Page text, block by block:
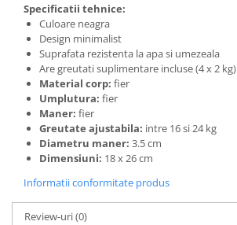
Specificatii tehnice:
Culoare neagra
Design minimalist
Suprafata rezistenta la apa si umezeala
Are greutati suplimentare incluse (4 x 2 kg)
Material corp: fier
Umplutura: fier
Maner: fier
Greutate ajustabila: intre 16 si 24 kg
Diametru maner: 3.5 cm
Dimensiuni: 18 x 26 cm
Informatii conformitate produs
Review-uri(0)